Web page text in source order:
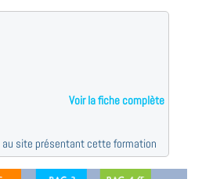
Voir la fiche complète
site présentant cette formation